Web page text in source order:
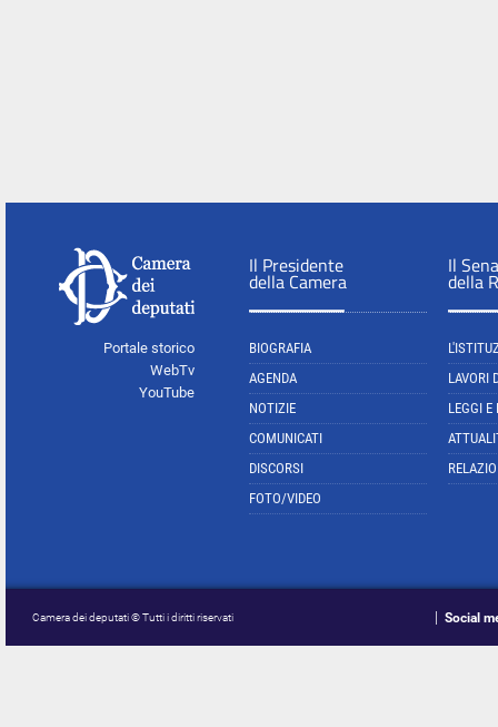
Portale storico
WebTv
YouTube
Il Presidente
della Camera
BIOGRAFIA
AGENDA
NOTIZIE
COMUNICATI
DISCORSI
FOTO/VIDEO
Il
della
LAVORI
LEGGI E
Camera dei deputati © Tutti i diritti riservati Social